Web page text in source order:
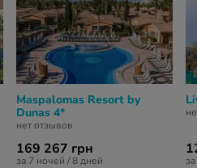
Maspalomas Resort by
Dunas 4*
нет отзывов
169 267 грн
за 7 ночей / 8 дней